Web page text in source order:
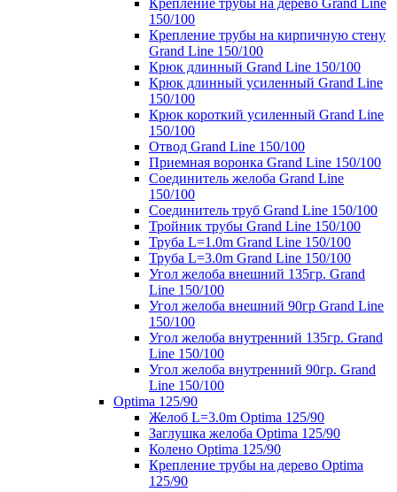
Крепление трубы на дерево Grand Line
150/100
Крепление трубы на кирпичную стену
Grand Line 150/100
Крюк длинный Grand Line 150/100
Крюк длинный усиленный Grand Line
150/100
Крюк короткий усиленный Grand Line
150/100
Отвод Grand Line 150/100
Приемная воронка Grand Line 150/100
Соединитель желоба Grand Line
150/100
Соединитель труб Grand Line 150/100
Тройник трубы Grand Line 150/100
Труба L=1.0m Grand Line 150/100
Труба L=3.0m Grand Line 150/100
Угол желоба внешний 135гр. Grand
Line 150/100
Угол желоба внешний 90гр Grand Line
150/100
Угол желоба внутренний 135гр. Grand
Line 150/100
Угол желоба внутренний 90гр. Grand
Line 150/100
Optima 125/90
Желоб L=3.0m Optima 125/90
Заглушка желоба Optima 125/90
Колено Optima 125/90
Крепление трубы на дерево Optima
125/90